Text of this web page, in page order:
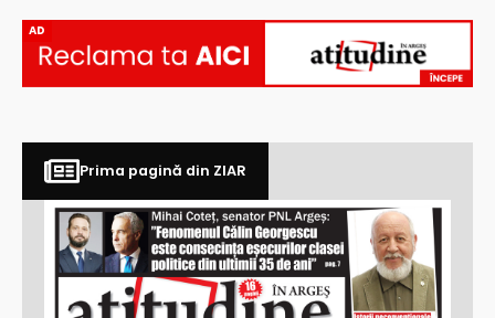
AD
Prima pagină din ZIAR